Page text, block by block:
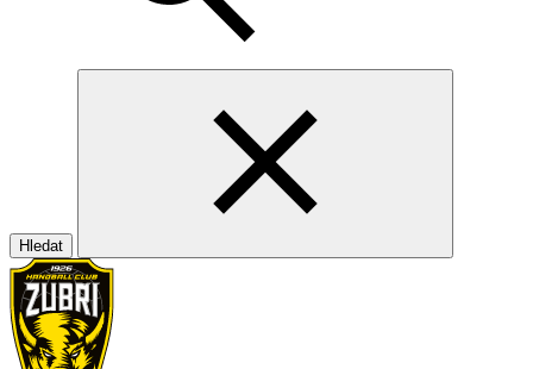
Hledat